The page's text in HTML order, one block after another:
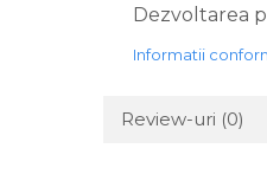
Dezvoltarea
Informatii
Review-uri (0)